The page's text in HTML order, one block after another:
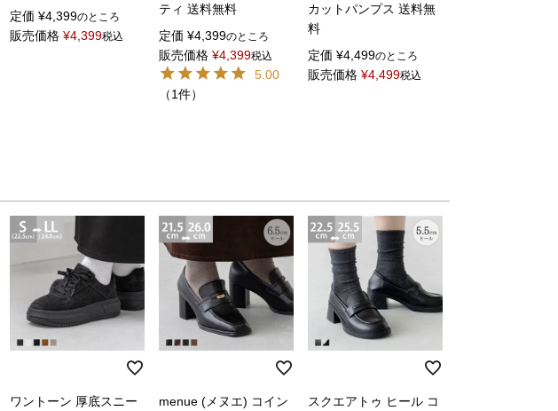
定価 ¥4,399のところ
販売価格 ¥4,399税込
ティ 送料無料
定価 ¥4,399のところ
販売価格 ¥4,399税込
5.00
（1件）
カットパンプス 送料無
料
定価 ¥4,499のところ
販売価格 ¥4,499税込
ワントーン 厚底スニー
menue (メヌエ) コイン
スクエアトゥ ヒール コ